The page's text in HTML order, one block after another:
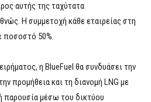
αυτής της ταχύτατα
Η συμμετοχή κάθε εταιρείας στη
ποσοστό 50%.
η BlueFuel θα συνδυάσει την
προμήθεια και τη διανομή LNG με
παρουσία μέσω του δικτύου